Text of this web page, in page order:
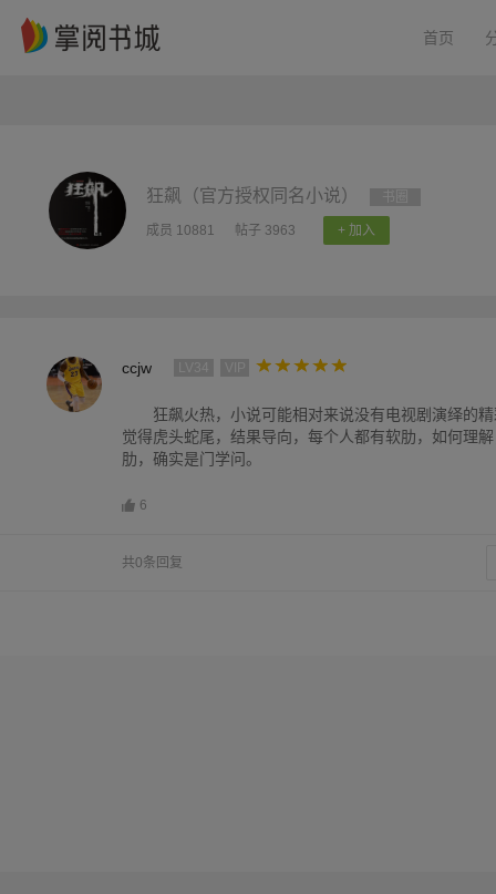
首页
狂飙（官方授权同名小说）
成员 10881 帖子 3963 + 加入
ccjw
狂飙火热，小说可能相对来说没有电视剧演绎的
觉得虎头蛇尾，结果导向，每个人都有软肋，如何理
肋，确实是门学问。
6
共0条回复